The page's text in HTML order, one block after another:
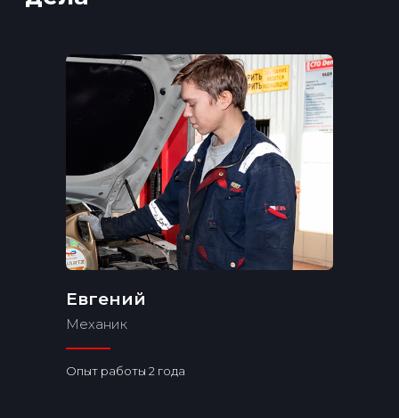
Евгений
Механик
Опыт работы 2 года